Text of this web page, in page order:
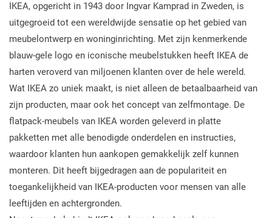
IKEA, opgericht in 1943 door Ingvar Kamprad in Zweden, is
uitgegroeid tot een wereldwijde sensatie op het gebied van
meubelontwerp en woninginrichting. Met zijn kenmerkende
blauw-gele logo en iconische meubelstukken heeft IKEA de
harten veroverd van miljoenen klanten over de hele wereld.
Wat IKEA zo uniek maakt, is niet alleen de betaalbaarheid van
zijn producten, maar ook het concept van zelfmontage. De
flatpack-meubels van IKEA worden geleverd in platte
pakketten met alle benodigde onderdelen en instructies,
waardoor klanten hun aankopen gemakkelijk zelf kunnen
monteren. Dit heeft bijgedragen aan de populariteit en
toegankelijkheid van IKEA-producten voor mensen van alle
leeftijden en achtergronden.